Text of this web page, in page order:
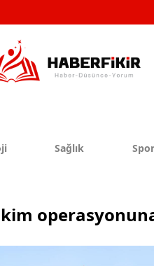
Sağlık Spor